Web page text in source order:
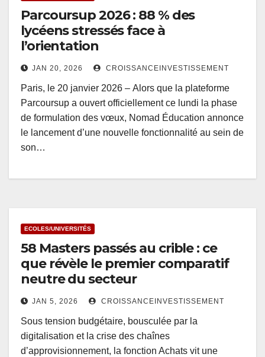
Parcoursup 2026 : 88 % des
lycéens stressés face à
l’orientation
JAN 20, 2026 CROISSANCEINVESTISSEMENT
Paris, le 20 janvier 2026 – Alors que la plateforme
Parcoursup a ouvert officiellement ce lundi la phase
de formulation des vœux, Nomad Éducation annonce
le lancement d’une nouvelle fonctionnalité au sein de
son…
ECOLES/UNIVERSITÉS
58 Masters passés au crible : ce
que révèle le premier comparatif
neutre du secteur
JAN 5, 2026 CROISSANCEINVESTISSEMENT
Sous tension budgétaire, bousculée par la
digitalisation et la crise des chaînes
d’approvisionnement, la fonction Achats vit une